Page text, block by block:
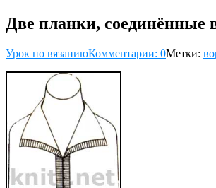
Две планки, соединённые
Урок по вязаниюКомментарии: 0Метки: